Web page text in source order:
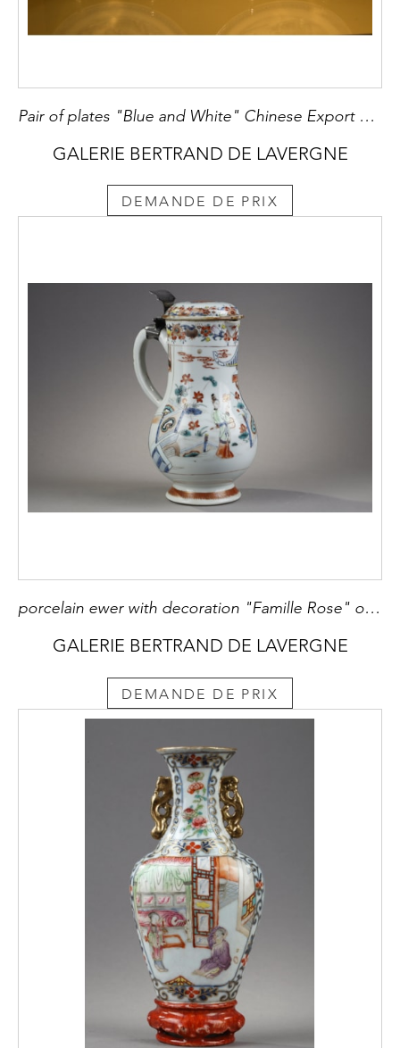
Pair of plates "Blue and White" Chinese Export XVIII° century
GALERIE BERTRAND DE LAVERGNE
DEMANDE DE PRIX
porcelain ewer with decoration "Famille Rose" of court women and flowers - China Yongzheng Period 1723/1735 Western silver mount 18th century
GALERIE BERTRAND DE LAVERGNE
DEMANDE DE PRIX